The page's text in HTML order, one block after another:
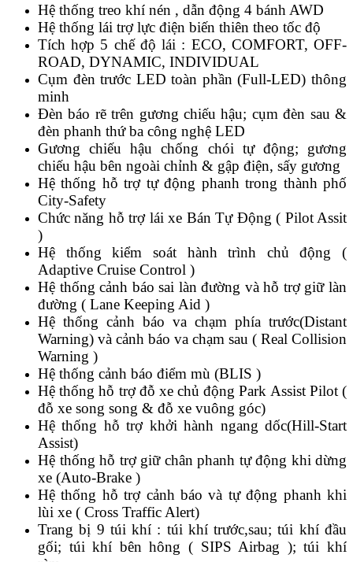
Hệ thống treo khí nén , dẫn động 4 bánh AWD
Hệ thống lái trợ lực điện biến thiên theo tốc độ
Tích hợp 5 chế độ lái : ECO, COMFORT, OFF-
ROAD, DYNAMIC, INDIVIDUAL
Cụm đèn trước LED toàn phần (Full-LED) thông
minh
Đèn báo rẽ trên gương chiếu hậu; cụm đèn sau &
đèn phanh thứ ba công nghệ LED
Gương chiếu hậu chống chói tự động; gương
chiếu hậu bên ngoài chỉnh & gập điện, sấy gương
Hệ thống hỗ trợ tự động phanh trong thành phố
City-Safety
Chức năng hỗ trợ lái xe Bán Tự Động ( Pilot Assit
)
Hệ thống kiểm soát hành trình chủ động (
Adaptive Cruise Control )
Hệ thống cảnh báo sai làn đường và hỗ trợ giữ làn
đường ( Lane Keeping Aid )
Hệ thống cảnh báo va chạm phía trước(Distant
Warning) và cảnh báo va chạm sau ( Real Collision
Warning )
Hệ thống cảnh báo điểm mù (BLIS )
Hệ thống hỗ trợ đỗ xe chủ động Park Assist Pilot (
đỗ xe song song & đỗ xe vuông góc)
Hệ thống hỗ trợ khởi hành ngang dốc(Hill-Start
Assist)
Hệ thống hỗ trợ giữ chân phanh tự động khi dừng
xe (Auto-Brake )
Hệ thống hỗ trợ cảnh báo và tự động phanh khi
lùi xe ( Cross Traffic Alert)
Trang bị 9 túi khí : túi khí trước,sau; túi khí đầu
gối; túi khí bên hông ( SIPS Airbag ); túi khí